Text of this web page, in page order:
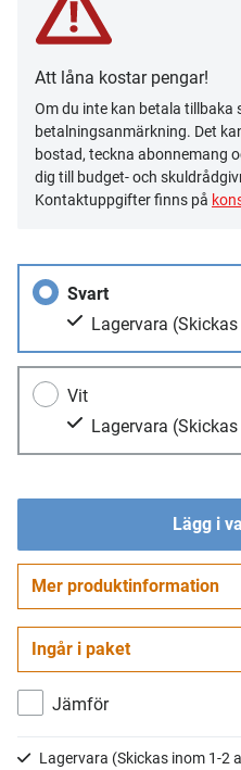
Att låna kostar pengar!
Om du inte kan betala tillbaka
betalningsanmärkning. Det
bostad, teckna abonnemang
dig till budget- och
Kontaktuppgifter finns på
Svart
Lagervara
Vit
Lagervara
Lägg i
Gå till
Mer produktinformation
Ingår i paket
Jämför
Lagervara (Skickas inom 1-2